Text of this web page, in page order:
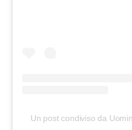
Un post condiviso da